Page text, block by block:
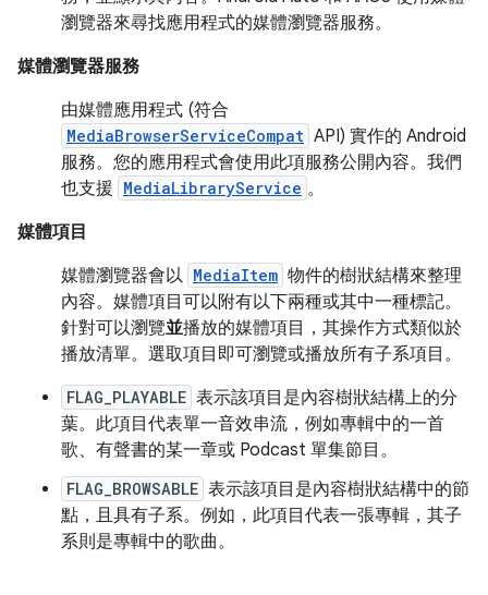
瀏覽器來尋找應用程式的媒體瀏覽器服務。
媒體瀏覽器服務
由媒體應用程式 (符合
MediaBrowserServiceCompat API) 實作的 Android
服務。您的應用程式會使用此項服務公開內容。我們
也支援 MediaLibraryService 。
媒體項目
媒體瀏覽器會以 MediaItem 物件的樹狀結構來整理
內容。媒體項目可以附有以下兩種或其中一種標記。
針對可以瀏覽並播放的媒體項目，其操作方式類似於
播放清單。選取項目即可瀏覽或播放所有子系項目。
FLAG_PLAYABLE 表示該項目是內容樹狀結構上的分
葉。此項目代表單一音效串流，例如專輯中的一首
歌、有聲書的某一章或 Podcast 單集節目。
FLAG_BROWSABLE 表示該項目是內容樹狀結構中的節
點，且具有子系。例如，此項目代表一張專輯，其子
系則是專輯中的歌曲。